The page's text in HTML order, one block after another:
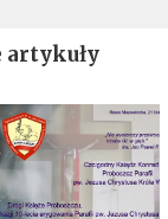
artykuły